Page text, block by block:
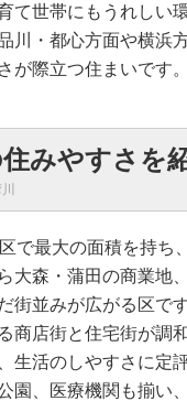
て世帯にもうれしい
川・都心方面や横浜
が際立つ住まいです。
みやすさを
で最大の面積を持ち
大森・蒲田の商業地
街並みが広がる区で
商店街と住宅街が調
生活のしやすさに定
園、医療機関も揃い